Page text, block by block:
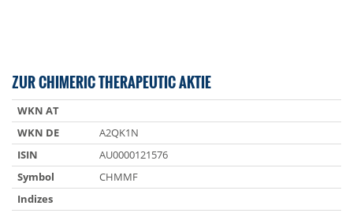
ZUR CHIMERIC THERAPEUTIC AKTIE
WKN AT
WKN DE
A2QK1N
ISIN
AU0000121576
Symbol
CHMMF
Indizes